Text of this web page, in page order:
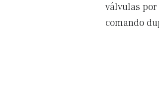
válvulas
comando